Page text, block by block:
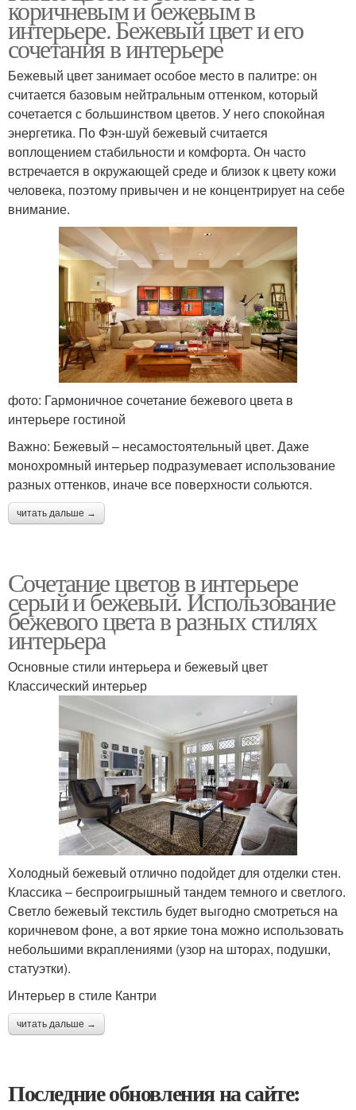
коричневым и бежевым в
интерьере. Бежевый цвет и его
сочетания в интерьере
Бежевый цвет занимает особое место в палитре: он
считается базовым нейтральным оттенком, который
сочетается с большинством цветов. У него спокойная
энергетика. По Фэн-шуй бежевый считается
воплощением стабильности и комфорта. Он часто
встречается в окружающей среде и близок к цвету кожи
человека, поэтому привычен и не концентрирует на себе
внимание.
фото: Гармоничное сочетание бежевого цвета в
интерьере гостиной
Важно: Бежевый – несамостоятельный цвет. Даже
монохромный интерьер подразумевает использование
разных оттенков, иначе все поверхности сольются.
читать дальше →
Сочетание цветов в интерьере
серый и бежевый. Использование
бежевого цвета в разных стилях
интерьера
Основные стили интерьера и бежевый цвет
Классический интерьер
Холодный бежевый отлично подойдет для отделки стен.
Классика – беспроигрышный тандем темного и светлого.
Светло бежевый текстиль будет выгодно смотреться на
коричневом фоне, а вот яркие тона можно использовать
небольшими вкраплениями (узор на шторах, подушки,
статуэтки).
Интерьер в стиле Кантри
читать дальше →
Последние обновления на сайте: